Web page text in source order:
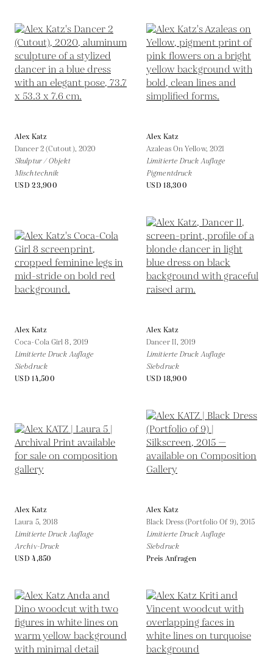
Alex Katz
Dancer 2 (Cutout), 2020
Skulptur / Objekt
Mischtechnik
USD 23,900
Alex Katz
Azaleas On Yellow, 2021
Limitierte Druck Auflage
Pigmentdruck
USD 18,300
Alex Katz
Coca-Cola Girl 8, 2019
Limitierte Druck Auflage
Siebdruck
USD 14,500
Alex Katz
Dancer II,2019
Limitierte Druck Auflage
Siebdruck
USD 18,900
Alex Katz
Laura 5, 2018
Limitierte Druck Auflage
Archiv-Druck
USD 4,850
Alex Katz
Black Dress (Portfolio Of 9),2015
Limitierte Druck Auflage
Siebdruck
Preis Anfragen